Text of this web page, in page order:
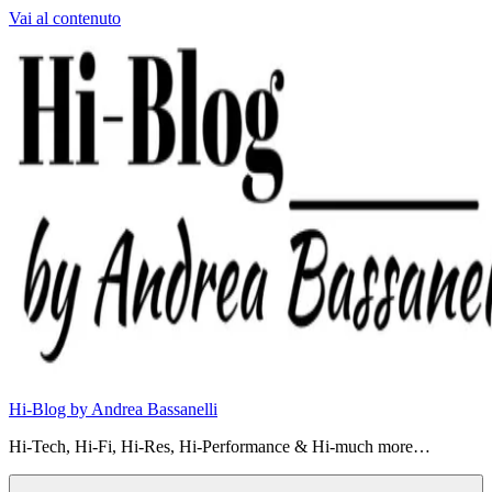
Vai al contenuto
Hi-Blog by Andrea Bassanelli
Hi-Tech, Hi-Fi, Hi-Res, Hi-Performance & Hi-much more…